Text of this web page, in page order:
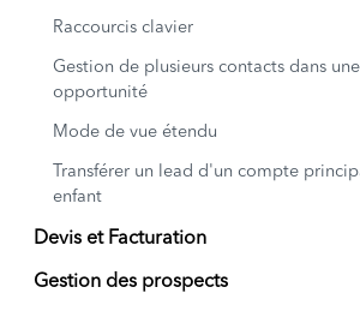
Raccourcis clavier
Gestion de plusieurs contacts dans
opportunité
Mode de vue étendu
Transférer un lead d'un compte
enfant
Devis et Facturation
Gestion des prospects